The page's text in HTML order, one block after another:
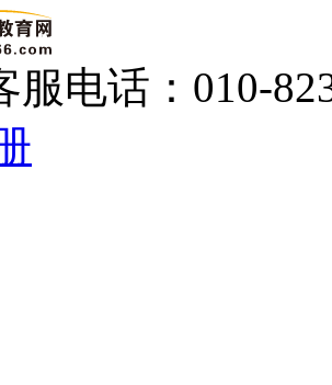
服电话：010-